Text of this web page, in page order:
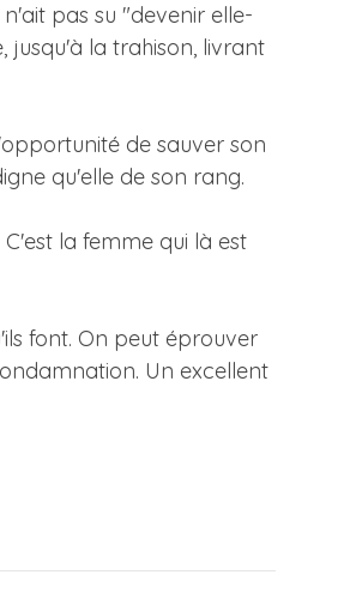
pas su "devenir elle-
jusqu'à la trahison, livrant
de sauver son
qu'elle de son rang.
la femme qui là est
font. On peut éprouver
Un excellent